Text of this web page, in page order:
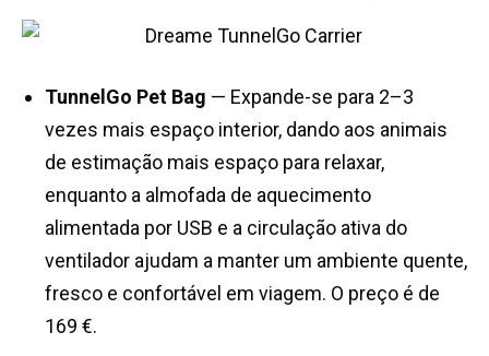
TunnelGo Pet Bag — Expande-se para 2–3
vezes mais espaço interior, dando aos animais
de estimação mais espaço para relaxar,
enquanto a almofada de aquecimento
alimentada por USB e a circulação ativa do
ventilador ajudam a manter um ambiente quente,
fresco e confortável em viagem. O preço é de
169 €.